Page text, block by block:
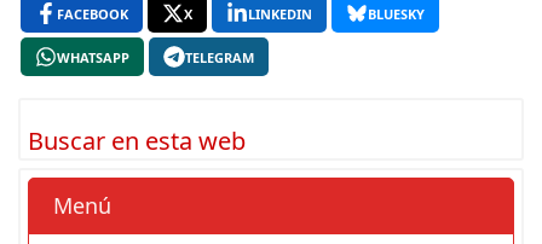
FACEBOOK X LINKEDIN BLUESKY
WHATSAPP TELEGRAM
Buscar en esta web
Menú